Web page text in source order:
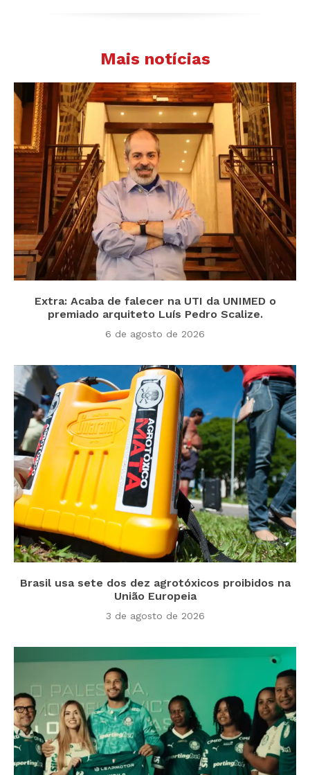
Mais notícias
Extra: Acaba de falecer na UTI da UNIMED o
premiado arquiteto Luís Pedro Scalize.
6 de agosto de 2026
Brasil usa sete dos dez agrotóxicos proibidos na
União Europeia
3 de agosto de 2026